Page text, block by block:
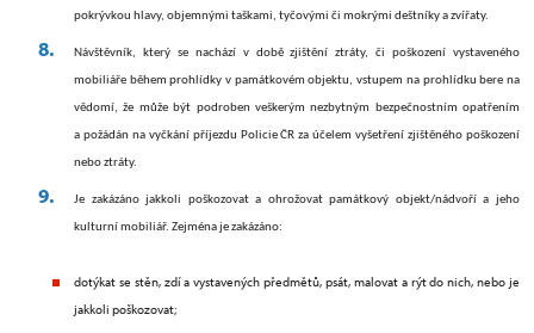
pokrývkou hlavy, objemnými taškami, tyčovými či mokrými deštníky a zvířaty.
Návštěvník, který se nachází v době zjištění ztráty, či poškození vystaveného
mobiliáře během prohlídky v památkovém objektu, vstupem na prohlídku bere na
vědomí, že může být podroben veškerým nezbytným bezpečnostním opatřením
a požádán na vyčkání příjezdu Policie ČR za účelem vyšetření zjištěného poškození
nebo ztráty.
Je zakázáno jakkoli poškozovat a ohrožovat památkový objekt/nádvoří a jeho
kulturní mobiliář. Zejména je zakázáno:
dotýkat se stěn, zdí a vystavených předmětů, psát, malovat a rýt do nich, nebo je
jakkoli poškozovat;